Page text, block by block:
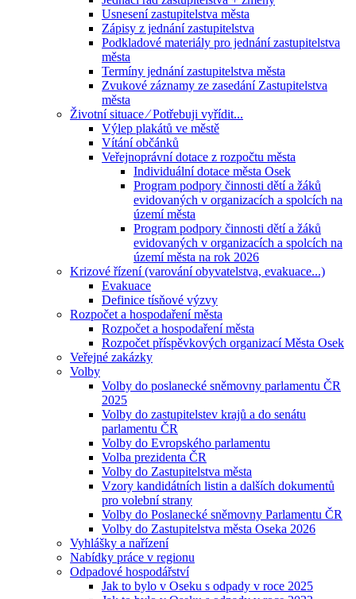
Usnesení zastupitelstva města
Zápisy z jednání zastupitelstva
Podkladové materiály pro jednání zastupitelstva
města
Termíny jednání zastupitelstva města
Zvukové záznamy ze zasedání Zastupitelstva
města
Životní situace ⁄ Potřebuji vyřídit...
Výlep plakátů ve městě
Vítání občánků
Veřejnoprávní dotace z rozpočtu města
Individuální dotace města Osek
Program podpory činnosti dětí a žáků
evidovaných v organizacích a spolcích na
území města
Program podpory činnosti dětí a žáků
evidovaných v organizacích a spolcích na
území města na rok 2026
Krizové řízení (varování obyvatelstva, evakuace...)
Evakuace
Definice tísňové výzvy
Rozpočet a hospodaření města
Rozpočet a hospodaření města
Rozpočet příspěvkových organizací Města Osek
Veřejné zakázky
Volby
Volby do poslanecké sněmovny parlamentu ČR
2025
Volby do zastupitelstev krajů a do senátu
parlamentu ČR
Volby do Evropského parlamentu
Volba prezidenta ČR
Volby do Zastupitelstva města
Vzory kandidátních listin a dalších dokumentů
pro volební strany
Volby do Poslanecké sněmovny Parlamentu ČR
Volby do Zastupitelstva města Oseka 2026
Vyhlášky a nařízení
Nabídky práce v regionu
Odpadové hospodářství
Jak to bylo v Oseku s odpady v roce 2025